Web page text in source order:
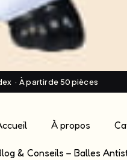
· À partir de 50 pièces
À propos
& Conseils – Balles